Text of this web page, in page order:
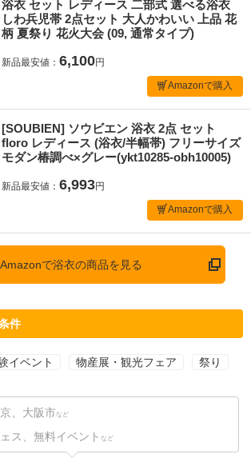
浴衣 セット レディース 二部式 選べる浴衣
しわ兵児帯 2点セット 大人かわいい 上品 花
柄 夏祭り 花火大会 (09, 通常タイプ)
新品最安値： 6,100円
Amazonで購入
[SOUBIEN] ソウビエン 浴衣 2点 セット
floro レディース (浴衣/半幅帯) フリーサイズ
モダン椿調べ×グレー(ykt10285-obh10005)
新品最安値： 6,993円
Amazonで購入
Amazonで浴衣の商品を見る
件
イベント 物産展・観光フェア 祭り
、大阪市 など
ス、無料イベント など